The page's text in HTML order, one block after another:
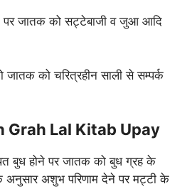
पर जातक को सट्टेबाजी व जुआ आदि
जातक को चरित्रहीन साली से सम्पर्क
Grah Lal Kitab Upay
बुध होने पर जातक को बुध ग्रह के
अनुसार अशुभ परिणाम देने पर मट्टी के